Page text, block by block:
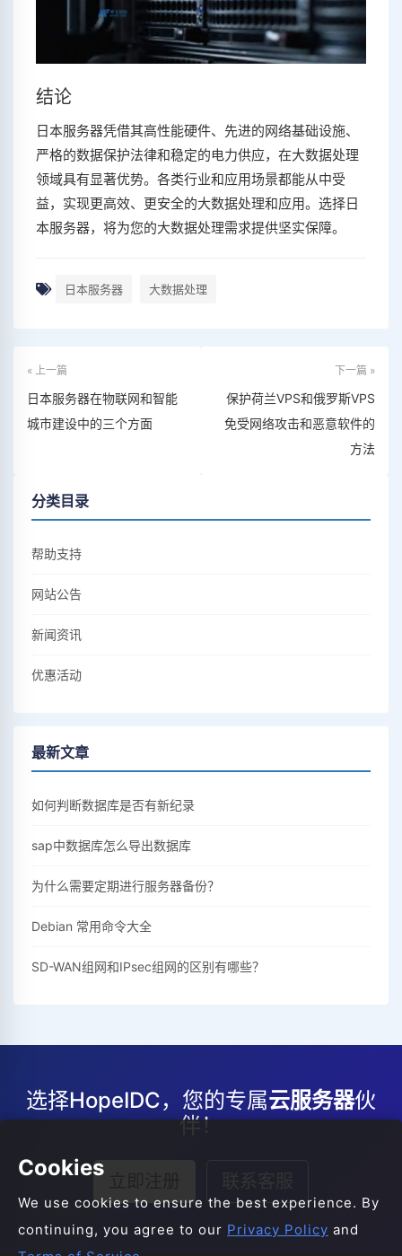
结论
日本服务器凭借其高性能硬件、先进的网络基础设施、
严格的数据保护法律和稳定的电力供应，在大数据处理
领域具有显著优势。各类行业和应用场景都能从中受
益，实现更高效、更安全的大数据处理和应用。选择日
本服务器，将为您的大数据处理需求提供坚实保障。
日本服务器 大数据处理
« 上一篇
日本服务器在物联网和智能
城市建设中的三个方面
下一篇 »
保护荷兰VPS和俄罗斯VPS
免受网络攻击和恶意软件的
方法
分类目录
帮助支持
网站公告
新闻资讯
优惠活动
最新文章
如何判断数据库是否有新纪录
sap中数据库怎么导出数据库
为什么需要定期进行服务器备份？
Debian 常用命令大全
SD-WAN组网和IPsec组网的区别有哪些？
选择HopeIDC，您的专属云服务器伙
伴！
Cookies
We use cookies to ensure the best experience. By
continuing, you agree to our Privacy Policy and